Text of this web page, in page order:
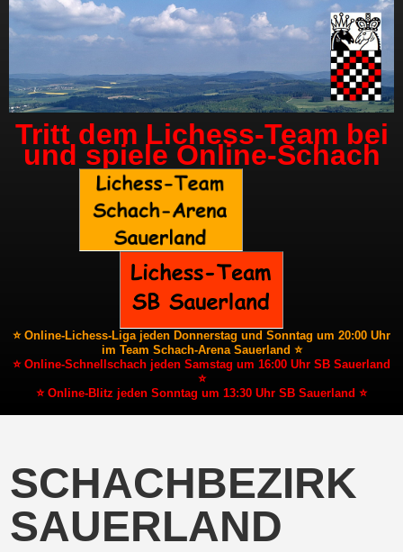
Tritt dem Lichess-Team bei
und spiele Online-Schach
⭐ Online-Lichess-Liga jeden Donnerstag und Sonntag um 20:00 Uhr
im Team Schach-Arena Sauerland ⭐
⭐ Online-Schnellschach jeden Samstag um 16:00 Uhr SB Sauerland
⭐
⭐ Online-Blitz jeden Sonntag um 13:30 Uhr SB Sauerland ⭐
SCHACHBEZIRK
SAUERLAND